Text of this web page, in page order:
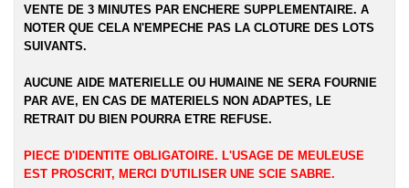
VENTE DE 3 MINUTES PAR ENCHERE SUPPLEMENTAIRE. A
NOTER QUE CELA N'EMPECHE PAS LA CLOTURE DES LOTS
SUIVANTS.
AUCUNE AIDE MATERIELLE OU HUMAINE NE SERA FOURNIE
PAR AVE, EN CAS DE MATERIELS NON ADAPTES, LE
RETRAIT DU BIEN POURRA ETRE REFUSE.
PIECE D'IDENTITE OBLIGATOIRE. L'USAGE DE MEULEUSE
EST PROSCRIT, MERCI D'UTILISER UNE SCIE SABRE.